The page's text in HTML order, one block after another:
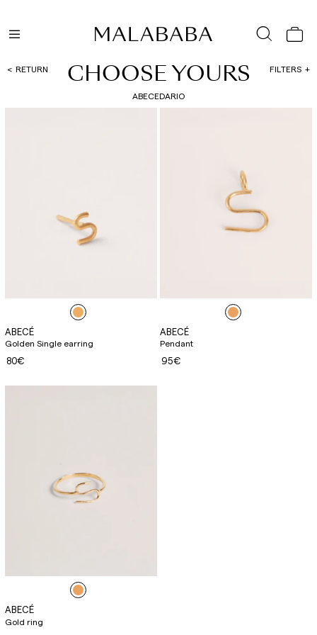
RETURN CHOOSE YOURS FILTERS
ABECEDARIO
ABECÉ
Golden Single earring
80€
ABECÉ
Pendant
95€
ABECÉ
Gold ring